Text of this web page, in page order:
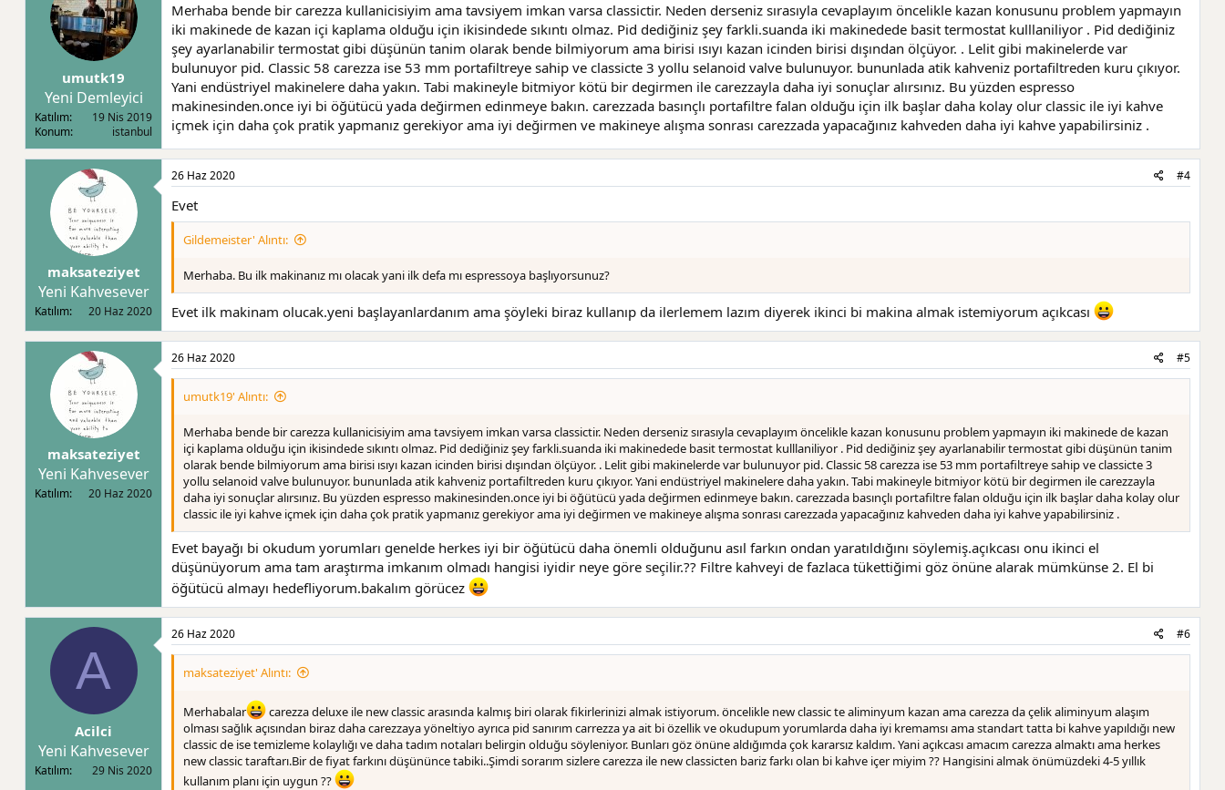
umutk19
Yeni Demleyici
Katılım
19 Nis 2019
Konum
istanbul
Merhaba bende bir carezza kullanicisiyim ama tavsiyem imkan varsa classictir. Neden derseniz sırasıyla cevaplayım öncelikle kazan konusunu problem yapmayın
iki makinede de kazan içi kaplama olduğu için ikisindede sıkıntı olmaz. Pid dediğiniz şey farkli.suanda iki makinedede basit termostat kulllaniliyor . Pid dediğiniz
şey ayarlanabilir termostat gibi düşünün tanim olarak bende bilmiyorum ama birisi ısıyı kazan icinden birisi dışından ölçüyor. . Lelit gibi makinelerde var
bulunuyor pid. Classic 58 carezza ise 53 mm portafiltreye sahip ve classicte 3 yollu selanoid valve bulunuyor. bununlada atik kahveniz portafiltreden kuru çıkıyor.
Yani endüstriyel makinelere daha yakın. Tabi makineyle bitmiyor kötü bir degirmen ile carezzayla daha iyi sonuçlar alırsınız. Bu yüzden espresso
makinesinden.once iyi bi öğütücü yada değirmen edinmeye bakın. carezzada basınçlı portafiltre falan olduğu için ilk başlar daha kolay olur classic ile iyi kahve
içmek için daha çok pratik yapmanız gerekiyor ama iyi değirmen ve makineye alışma sonrası carezzada yapacağınız kahveden daha iyi kahve yapabilirsiniz .
maksateziyet
Yeni Kahvesever
Katılım 20 Haz 2020
26 Haz 2020 #4
Evet
Gildemeister' Alıntı:
Merhaba. Bu ilk makinanız mı olacak yani ilk defa mı espressoya başlıyorsunuz?
Evet ilk makinam olucak.yeni başlayanlardanım ama şöyleki biraz kullanıp da ilerlemem lazım diyerek ikinci bi makina almak istemiyorum açıkcası
maksateziyet
Yeni Kahvesever
Katılım 20 Haz 2020
26 Haz 2020 #5
umutk19' Alıntı:
Merhaba bende bir carezza kullanicisiyim ama tavsiyem imkan varsa classictir. Neden derseniz sırasıyla cevaplayım öncelikle kazan konusunu problem yapmayın iki makinede de kazan
içi kaplama olduğu için ikisindede sıkıntı olmaz. Pid dediğiniz şey farkli.suanda iki makinedede basit termostat kulllaniliyor . Pid dediğiniz şey ayarlanabilir termostat gibi düşünün tanim
olarak bende bilmiyorum ama birisi ısıyı kazan icinden birisi dışından ölçüyor. . Lelit gibi makinelerde var bulunuyor pid. Classic 58 carezza ise 53 mm portafiltreye sahip ve classicte 3
yollu selanoid valve bulunuyor. bununlada atik kahveniz portafiltreden kuru çıkıyor. Yani endüstriyel makinelere daha yakın. Tabi makineyle bitmiyor kötü bir degirmen ile carezzayla
daha iyi sonuçlar alırsınız. Bu yüzden espresso makinesinden.once iyi bi öğütücü yada değirmen edinmeye bakın. carezzada basınçlı portafiltre falan olduğu için ilk başlar daha kolay olur
classic ile iyi kahve içmek için daha çok pratik yapmanız gerekiyor ama iyi değirmen ve makineye alışma sonrası carezzada yapacağınız kahveden daha iyi kahve yapabilirsiniz .
Evet bayağı bi okudum yorumları genelde herkes iyi bir öğütücü daha önemli olduğunu asıl farkın ondan yaratıldığını söylemiş.açıkcası onu ikinci el
düşünüyorum ama tam araştırma imkanım olmadı hangisi iyidir neye göre seçilir.?? Filtre kahveyi de fazlaca tükettiğimi göz önüne alarak mümkünse 2. El bi
öğütücü almayı hedefliyorum.bakalım görücez
A
Acilci
Yeni Kahvesever
Katılım 29 Nis 2020
26 Haz 2020 #6
maksateziyet' Alıntı:
Merhabalar
carezza deluxe ile new classic arasında kalmış biri olarak fikirlerinizi almak istiyorum. öncelikle new classic te aliminyum kazan ama carezza da çelik aliminyum alaşım
olması sağlık açısından biraz daha carezzaya yöneltiyo ayrıca pid sanırım carrezza ya ait bi özellik ve okudupum yorumlarda daha iyi kremamsı ama standart tatta bi kahve yapıldığı new
classic de ise temizleme kolaylığı ve daha tadım notaları belirgin olduğu söyleniyor. Bunları göz önüne aldığımda çok kararsız kaldım. Yani açıkcası amacım carezza almaktı ama herkes
new classic taraftarı.Bir de fiyat farkını düşününce tabiki..Şimdi sorarım sizlere carezza ile new classicten bariz farkı olan bi kahve içer miyim ?? Hangisini almak önümüzdeki 4-5 yıllık
kullanım planı için uygun ??